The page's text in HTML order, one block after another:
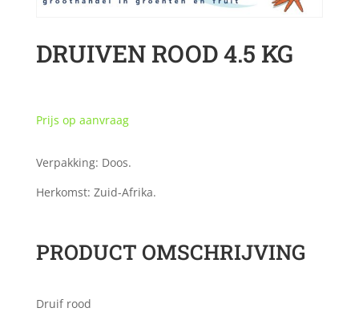
DRUIVEN ROOD 4.5 KG
Prijs op aanvraag
Verpakking: Doos.
Herkomst: Zuid-Afrika.
PRODUCT OMSCHRIJVING
Druif rood